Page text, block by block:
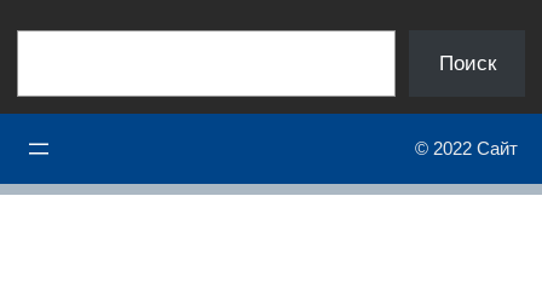
и
к
Поиск
© 2022 Сайт